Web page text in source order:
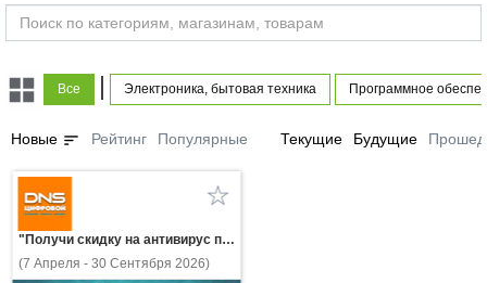
Все | Электроника, бытовая техника Программное
Новые sort Рейтинг Популярные Текущие Будущие
"Получи скидку на антивирус при покупке ПК, ноутбука или услуги сборки ПК!"
(7 Апреля - 30 Сентября 2026)